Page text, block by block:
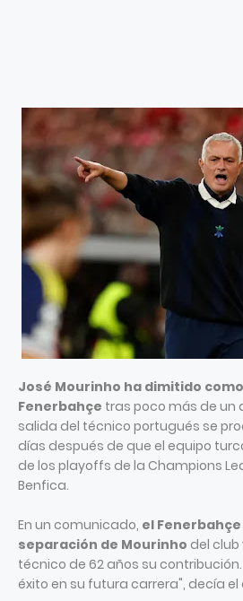
José Mourinho ha dimitido
Fenerbahçe tras poco más de un
salida del técnico portugués se
días después de que el equipo
de los playoffs de la Champions
Benfica.
En un comunicado, el
separación de Mourinho del
técnico de 62 años su
éxito en su futura carrera", decía